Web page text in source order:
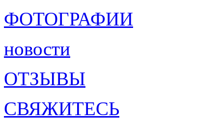
ФОТОГРАФИИ
новости
ОТЗЫВЫ
СВЯЖИТЕСЬ